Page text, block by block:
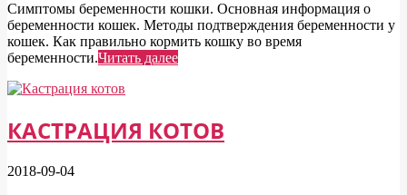
Симптомы беременности кошки. Основная информация о
беременности кошек. Методы подтверждения беременности у
кошек. Как правильно кормить кошку во время
беременности.Читать далее
КАСТРАЦИЯ КОТОВ
2018-09-04